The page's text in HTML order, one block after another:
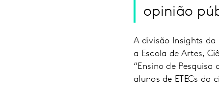
opinião
A divisão Insights
a Escola de Artes,
“Ensino de Pesquisa
alunos de ETECs da